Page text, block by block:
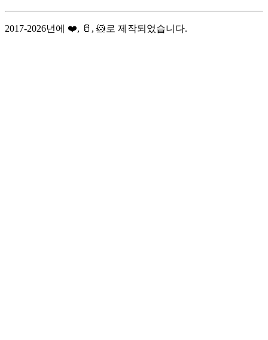
2017-2026년에 ❤️, 🥛, 🐹로 제작되었습니다.